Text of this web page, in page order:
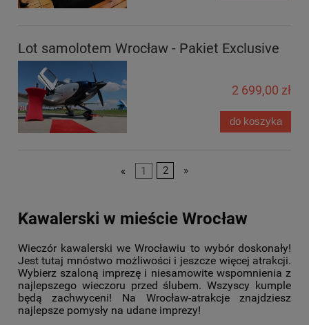
Lot samolotem Wrocław - Pakiet Exclusive
2 699,00 zł
do koszyka
« 1 2 »
Kawalerski w mieście Wrocław
Wieczór kawalerski we Wrocławiu to wybór doskonały!
Jest tutaj mnóstwo możliwości i jeszcze więcej atrakcji.
Wybierz szaloną imprezę i niesamowite wspomnienia z
najlepszego wieczoru przed ślubem. Wszyscy kumple
będą zachwyceni! Na Wrocław-atrakcje znajdziesz
najlepsze pomysły na udane imprezy!